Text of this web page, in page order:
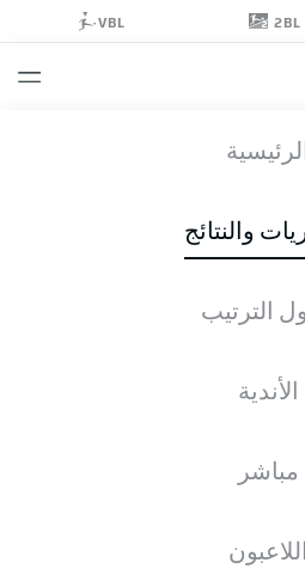
2BL
VBL
والنتائج
الترتيب
الأندية
مباشر
اللاعبون
1
التشكيلات الإحصائيات